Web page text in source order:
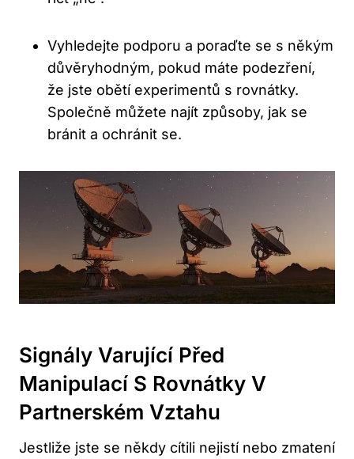
Vyhledejte podporu a poraďte se s někým
důvěryhodným, pokud máte podezření,
že jste obětí experimentů s rovnátky.
Společně můžete najít způsoby, jak se
bránit a ochránit se.
Signály Varující Před
Manipulací S Rovnátky V
Partnerském Vztahu
Jestliže jste se někdy cítili nejistí nebo zmatení